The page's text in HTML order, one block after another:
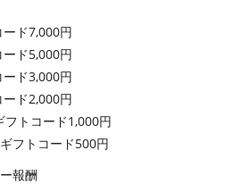
ド7,000円
ド5,000円
ド3,000円
ド2,000円
トコード1,000円
フトコード500円
報酬